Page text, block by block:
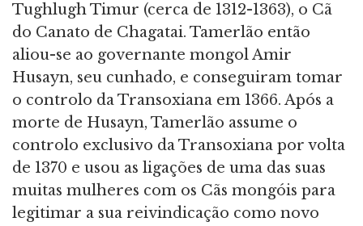
Tughlugh Timur (cerca de 1312-1363), o Cã
do Canato de Chagatai. Tamerlão então
aliou-se ao governante mongol Amir
Husayn, seu cunhado, e conseguiram tomar
o controlo da Transoxiana em 1366. Após a
morte de Husayn, Tamerlão assume o
controlo exclusivo da Transoxiana por volta
de 1370 e usou as ligações de uma das suas
muitas mulheres com os Cãs mongóis para
legitimar a sua reivindicação como novo